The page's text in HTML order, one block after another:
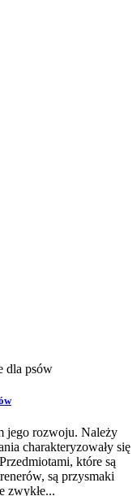
jego rozwoju. Należy
charakteryzowały się
które są
są przysmaki
zwykłe...